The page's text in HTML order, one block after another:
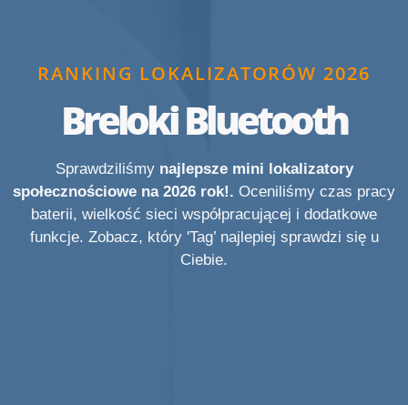
RANKING LOKALIZATORÓW 2026
Breloki Bluetooth
Sprawdziliśmy najlepsze mini lokalizatory
społecznościowe na 2026 rok!. Oceniliśmy czas pracy
baterii, wielkość sieci współpracującej i dodatkowe
funkcje. Zobacz, który 'Tag’ najlepiej sprawdzi się u
Ciebie.